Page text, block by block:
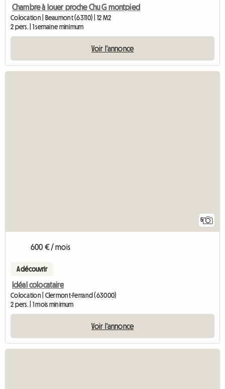
Chambre à louer proche Chu G montpied
Colocation | Beaumont (63110) | 12 M2
2 pers. | 1 semaine minimum
Voir l'annonce
5
600 € / mois
A découvrir
Idéal colocataire
Colocation | Clermont-Ferrand (63000)
2 pers. | 1 mois minimum
Voir l'annonce